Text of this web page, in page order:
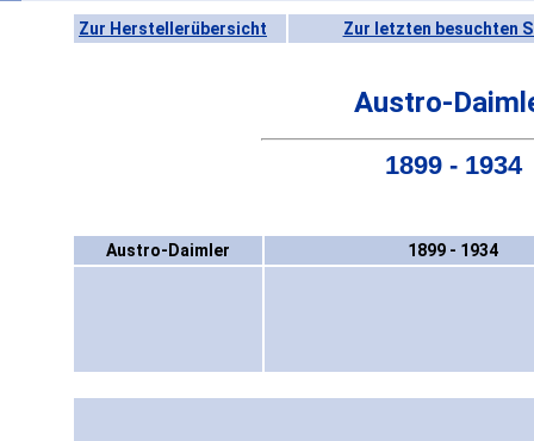
Zur Herstellerübersicht Zur letzten besuchten
Austro-
1899 - 1934
Austro-Daimler 1899 - 1934